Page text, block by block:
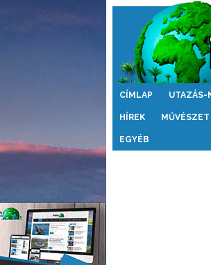
Érdekes
CÍMLAP UTAZÁS-
HÍREK MŰVÉSZET
EGYÉB